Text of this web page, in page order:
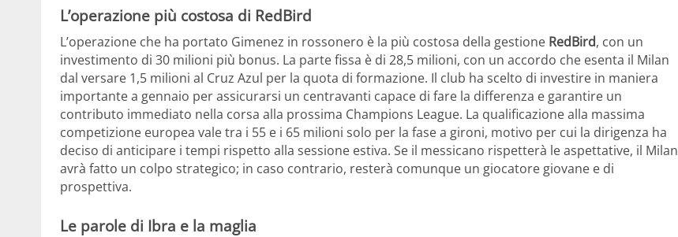
L’operazione più costosa di RedBird
L’operazione che ha portato Gimenez in rossonero è la più costosa della gestione RedBird, con un
investimento di 30 milioni più bonus. La parte fissa è di 28,5 milioni, con un accordo che esenta il Milan
dal versare 1,5 milioni al Cruz Azul per la quota di formazione. Il club ha scelto di investire in maniera
importante a gennaio per assicurarsi un centravanti capace di fare la differenza e garantire un
contributo immediato nella corsa alla prossima Champions League. La qualificazione alla massima
competizione europea vale tra i 55 e i 65 milioni solo per la fase a gironi, motivo per cui la dirigenza ha
deciso di anticipare i tempi rispetto alla sessione estiva. Se il messicano rispetterà le aspettative, il Milan
avrà fatto un colpo strategico; in caso contrario, resterà comunque un giocatore giovane e di
prospettiva.
Le parole di Ibra e la maglia